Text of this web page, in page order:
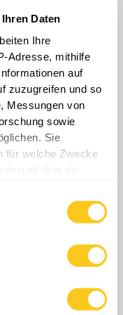
Daten
Ihre
Adresse, mithilfe
auf
zuzugreifen und so
Messungen von
sowie
Sie
für welche Zwecke
über die
Lage
genau sein
nach
DPR
Tagen nach
Im einen
geflohen,
Solche
und